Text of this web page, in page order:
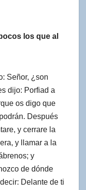
los que al
Señor, ¿son
dijo: Porfiad a
os digo que
Después
y cerrare la
y llamar a la
y
de dónde
Delante de ti